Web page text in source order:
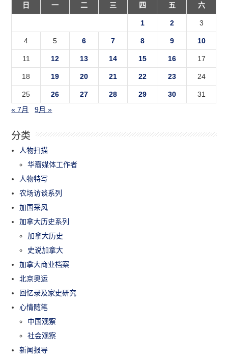
日
一 二 三 四 五 六
1 2 3
4 5 6 7 8 9 10
11 12 13 14 15 16 17
18 19 20 21 22 23 24
25 26 27 28 29 30
31
« 7月
9月 »
分类
人物扫描
华裔媒体工作者
人物特写
农场访谈系列
加国采风
加拿大历史系列
加拿大历史
史说加拿大
加拿大商业档案
北京奥运
回忆录及家史研究
心情随笔
中国观察
社会观察
新闻报导